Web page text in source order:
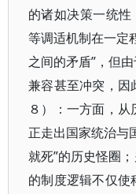
的诸如决策一统性
等调适机制在一定
之间的矛盾”，但
兼容甚至冲突，因
８）：一方面，
正走出国家统治与
就死”的历史怪圈
的制度逻辑不仅